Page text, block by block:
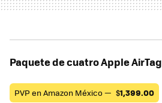
Paquete de cuatro Apple AirTag
PVP en Amazon México — $1,399.00